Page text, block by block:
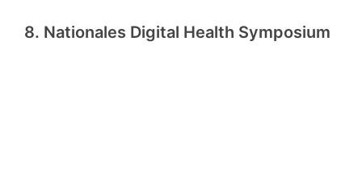
8. Nationales Digital Health Symposium